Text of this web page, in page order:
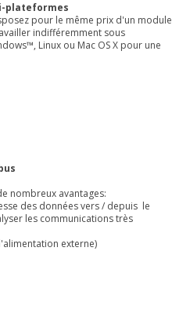
plateformes
pour le même prix d'un module
indifféremment sous
Linux ou Mac OS X pour une
nombreux avantages:
des données vers / depuis le
les communications très
externe)